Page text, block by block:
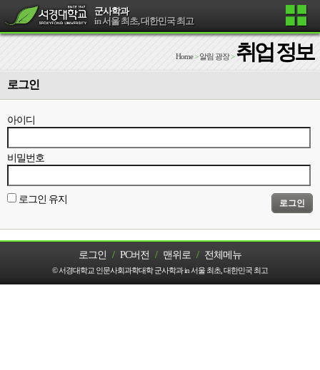
군사학과
in 서울 최초, 대한민국 최고
Home> 알림 광장> 취업 정보
로그인
아이디
비밀번호
로그인 유지 로그인
로그인 / PC버전 / 맨위로 / 전체메뉴
© 서경대학교 인문사회과학대학 군사학과 in 서울 최초, 대한민국 최고